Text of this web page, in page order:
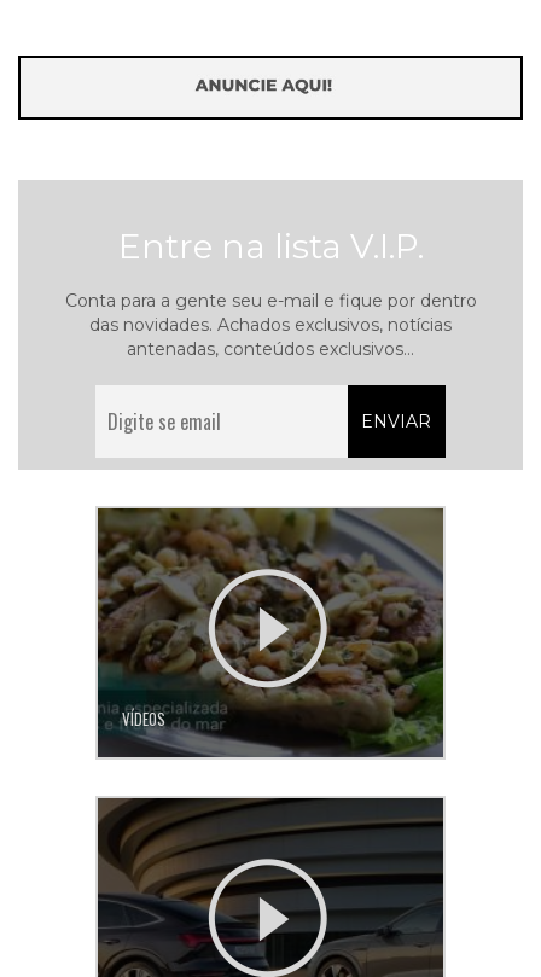
Entre na lista V.I.P.
Conta para a gente seu e-mail e fique por dentro
das novidades. Achados exclusivos, notícias
antenadas, conteúdos exclusivos...
VÍDEOS